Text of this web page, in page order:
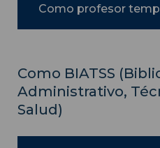
Como profesor
Como BIATSS
Administrativo,
Salud)